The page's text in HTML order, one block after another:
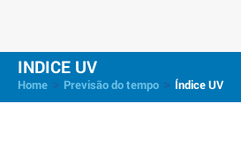
INDICE UV
Home Previsão do tempo Índice UV